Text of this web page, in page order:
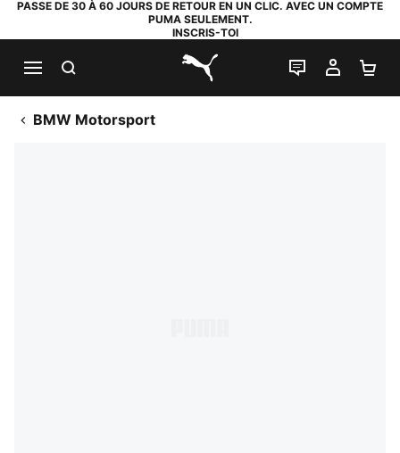
PASSE DE 30 À 60 JOURS DE RETOUR EN UN CLIC. AVEC UN COMPTE
PUMA SEULEMENT.
INSCRIS-TOI
PUMA.com
LIVE CHAT
MON
BMW Motorsport